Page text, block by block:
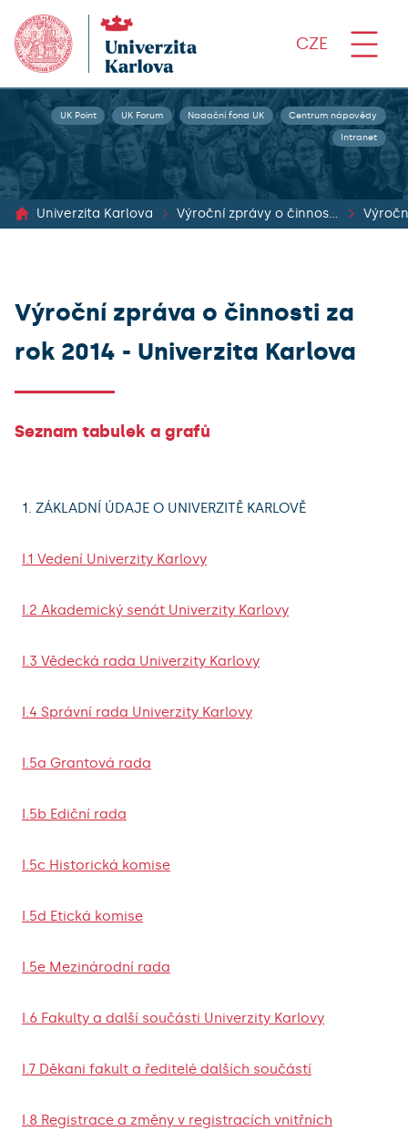
CZE
UK Point UK Forum Nadační fond UK Centrum nápovědy
Intranet
Univerzita Karlova Výroční zprávy o činnosti, o hospodaření a rozpočet Univerzity Karlovy
Výroční zpráva o činnosti za
rok 2014 - Univerzita Karlova
Seznam tabulek a grafů
1. ZÁKLADNÍ ÚDAJE O UNIVERZITĚ KARLOVĚ
I.1 Vedení Univerzity Karlovy
I.2 Akademický senát Univerzity Karlovy
I.3 Vědecká rada Univerzity Karlovy
I.4 Správní rada Univerzity Karlovy
I.5a Grantová rada
I.5b Ediční rada
I.5c Historická komise
I.5d Etická komise
I.5e Mezinárodní rada
I.6 Fakulty a další součásti Univerzity Karlovy
I.7 Děkani fakult a ředitelé dalších součástí
I.8 Registrace a změny v registracích vnitřních